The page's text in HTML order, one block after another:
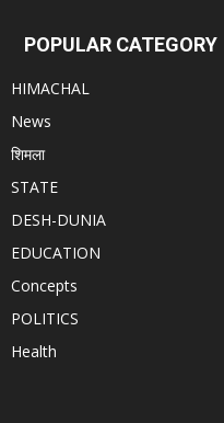
POPULAR CATEGORY
HIMACHAL
News
शिमला
STATE
DESH-DUNIA
EDUCATION
Concepts
POLITICS
Health